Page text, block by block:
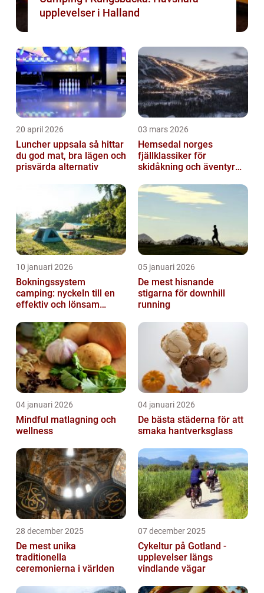
upplevelser i Halland
20 april 2026
Luncher uppsala så hittar
du god mat, bra lägen och
prisvärda alternativ
03 mars 2026
Hemsedal norges
fjällklassiker för
skidåkning och äventyr
10 januari 2026
Bokningssystem
camping: nyckeln till en
effektiv och lönsam
05 januari 2026
De mest hisnande
stigarna för downhill
running
04 januari 2026
Mindful matlagning och
wellness
04 januari 2026
De bästa städerna för att
smaka hantverksglass
28 december 2025
De mest unika
traditionella
ceremonierna i världen
07 december 2025
Cykeltur på Gotland -
upplevelser längs
vindlande vägar